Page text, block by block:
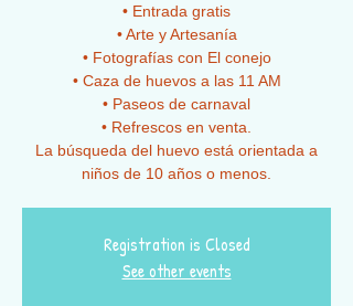
• Entrada gratis
• Arte y Artesanía
• Fotografías con El conejo
• Caza de huevos a las 11 AM
• Paseos de carnaval
• Refrescos en venta.
La búsqueda del huevo está orientada a
niños de 10 años o menos.
Registration is Closed
See other events